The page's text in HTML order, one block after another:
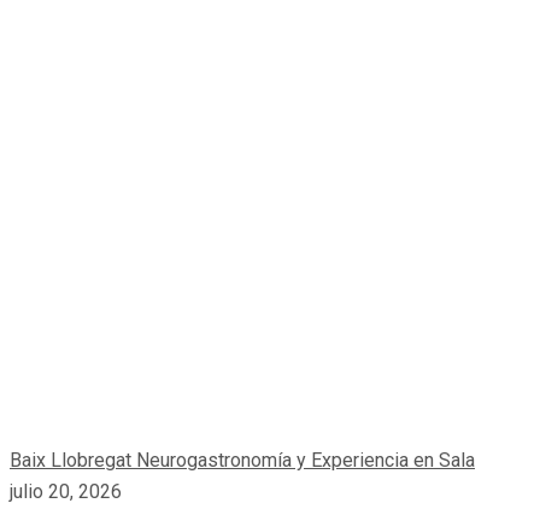
Baix Llobregat Neurogastronomía y Experiencia en Sala
julio 20, 2026